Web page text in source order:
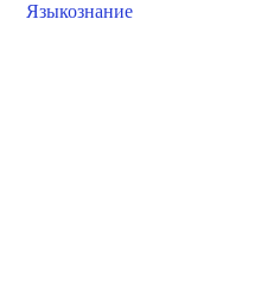
Языкознание